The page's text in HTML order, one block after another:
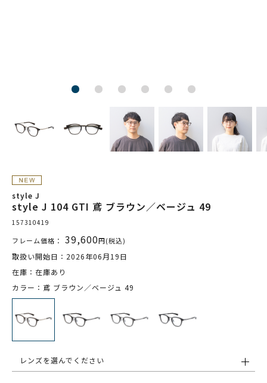
style J
style J 104 GTI 鳶 ブラウン／ベージュ 49
157310419
フレーム価格： 39,600円(税込)
取扱い開始日：2026年06月19日
在庫：在庫あり
カラー：鳶 ブラウン／ベージュ 49
レンズを選んでください